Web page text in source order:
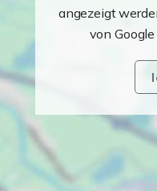
angezeigt
von Google